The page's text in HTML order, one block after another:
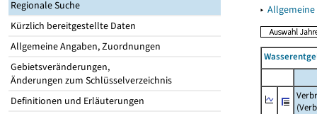
Regionale Suche
Kürzlich bereitgestellte Daten
Allgemeine Angaben, Zuordnungen
Gebietsveränderungen,
Änderungen zum Schlüsselverzeichnis
Definitionen und Erläuterungen
▸